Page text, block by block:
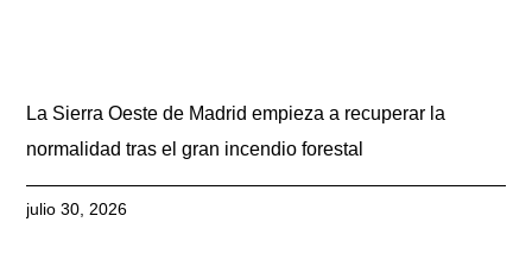
La Sierra Oeste de Madrid empieza a recuperar la
normalidad tras el gran incendio forestal
julio 30, 2026